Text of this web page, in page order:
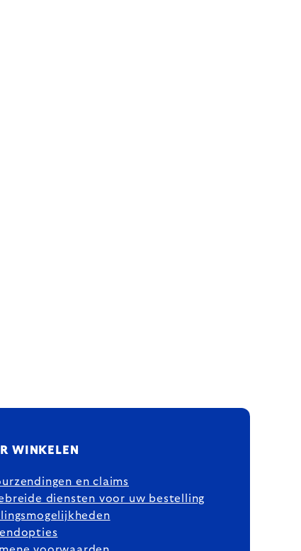
WINKELEN
en claims
diensten voor uw bestelling